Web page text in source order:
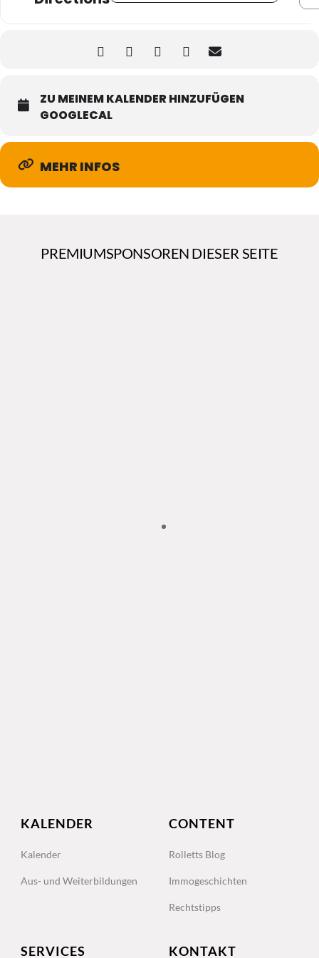
ZU MEINEM KALENDER HINZUFÜGEN
GOOGLECAL
MEHR INFOS
PREMIUMSPONSOREN DIESER SEITE
KALENDER
Kalender
Aus- und Weiterbildungen
CONTENT
Rolletts Blog
Immogeschichten
Rechtstipps
SERVICES KONTAKT